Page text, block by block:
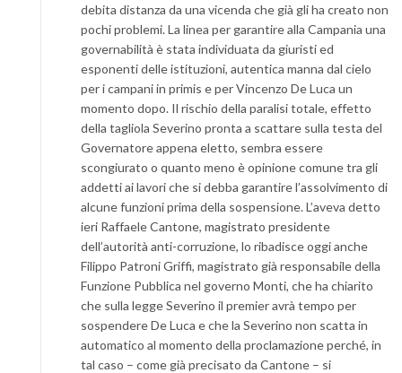
debita distanza da una vicenda che già gli ha creato non
pochi problemi. La linea per garantire alla Campania una
governabilità è stata individuata da giuristi ed
esponenti delle istituzioni, autentica manna dal cielo
per i campani in primis e per Vincenzo De Luca un
momento dopo. Il rischio della paralisi totale, effetto
della tagliola Severino pronta a scattare sulla testa del
Governatore appena eletto, sembra essere
scongiurato o quanto meno è opinione comune tra gli
addetti ai lavori che si debba garantire l’assolvimento di
alcune funzioni prima della sospensione. L’aveva detto
ieri Raffaele Cantone, magistrato presidente
dell’autorità anti-corruzione, lo ribadisce oggi anche
Filippo Patroni Griffi, magistrato già responsabile della
Funzione Pubblica nel governo Monti, che ha chiarito
che sulla legge Severino il premier avrà tempo per
sospendere De Luca e che la Severino non scatta in
automatico al momento della proclamazione perché, in
tal caso – come già precisato da Cantone – si